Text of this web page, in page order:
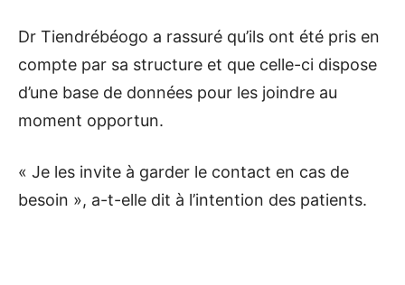
Dr Tiendrébéogo a rassuré qu’ils ont été pris en
compte par sa structure et que celle-ci dispose
d’une base de données pour les joindre au
moment opportun.
« Je les invite à garder le contact en cas de
besoin », a-t-elle dit à l’intention des patients.